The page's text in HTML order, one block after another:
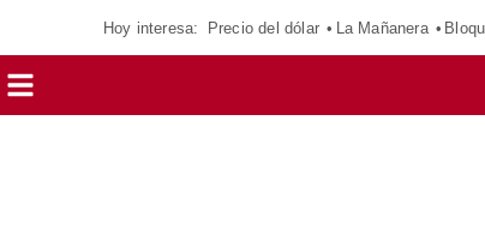
Hoy interesa: Precio del dólar La Mañanera